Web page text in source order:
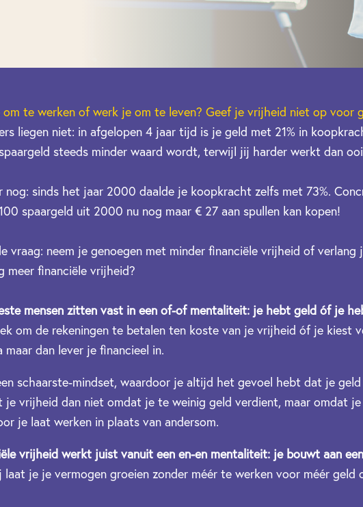
om te werken of werk je om te leven? Geef je vrijheid niet op voor
liegen niet: in afgelopen 4 jaar tijd is je geld met 21% in
steeds minder waard wordt, terwijl jij harder werkt dan
nog: sinds het jaar 2000 daalde je koopkracht zelfs met 73%.
spaargeld uit 2000 nu nog maar € 27 aan spullen kan kopen!
vraag: neem je genoegen met minder financiële vrijheid of verlang
meer financiële vrijheid?
mensen zitten vast in een of-of mentaliteit: je hebt geld óf je
om de rekeningen te betalen ten koste van je vrijheid óf je kiest
maar dan lever je financieel in.
schaarste-mindset, waardoor je altijd het gevoel hebt dat je
je vrijheid dan niet omdat je te weinig geld verdient, maar omdat
je laat werken in plaats van andersom.
vrijheid werkt juist vanuit een en-en mentaliteit: je bouwt aan
laat je je vermogen groeien zonder méér te werken voor méér geld